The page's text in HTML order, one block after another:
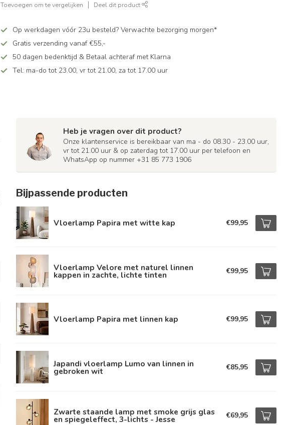
Toevoegen om te vergelijken Deel dit product
Op werkdagen vóór 23u besteld? Verwachte bezorging morgen*
Gratis verzending vanaf €55,-
50 dagen bedenktijd & Betaal achteraf met Klarna
Tel: ma-do tot 23.00, vr tot 21.00, za tot 17.00 uur
Heb je vragen over dit product?
Onze klantenservice is bereikbaar van ma - do 08.30 - 23.00 uur,
vr tot 21.00 uur & op zaterdag tot 17.00 uur per telefoon en
WhatsApp op nummer +31 85 773 1906
Bijpassende producten
Vloerlamp Papira met witte kap €99,95
Vloerlamp Velore met naturel linnen
kappen in zachte, lichte tinten €99,95
Vloerlamp Papira met linnen kap €99,95
Japandi vloerlamp Lumo van linnen in
gebroken wit €85,95
Zwarte staande lamp met smoke grijs glas
en spiegeleffect, 3-lichts - Jesse €69,95